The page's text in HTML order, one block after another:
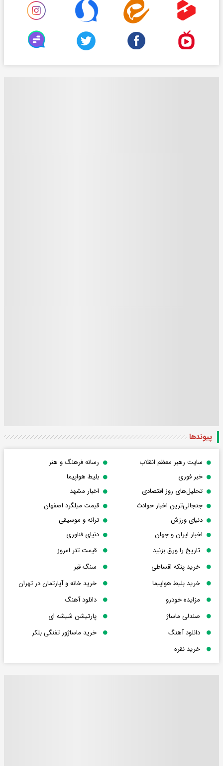
پیوندها
سایت رهبر معظم انقلاب
رسانه فرهنگ و هنر
خبر فوری
بلیط هواپیما
تحلیل‌های روز اقتصادی
اخبار مشهد
جنجالی‌ترین اخبار حوادث
قیمت میلگرد اصفهان
دنیای ورزش
ترانه و موسیقی
اخبار ایران و جهان
دنیای فناوری
تاریخ را ورق بزنید
قیمت تتر امروز
خرید پنکه اقساطی
سنگ قبر
خرید بلیط هواپیما
خرید خانه و آپارتمان در تهران
مزایده خودرو
دانلود آهنگ
صندلی ماساژ
پارتیشن شیشه ای
دانلود آهنگ
خرید ماساژور تفنگی بلکر
خرید نقره